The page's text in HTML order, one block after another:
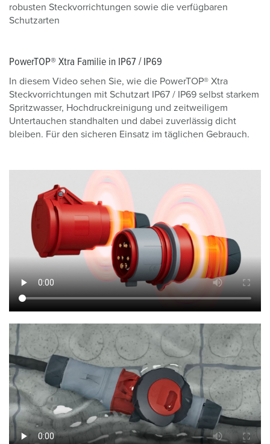
robusten Steckvorrichtungen sowie die verfügbaren
Schutzarten
PowerTOP® Xtra Familie in IP67 / IP69
In diesem Video sehen Sie, wie die PowerTOP® Xtra
Steckvorrichtungen mit Schutzart IP67 / IP69 selbst starkem
Spritzwasser, Hochdruckreinigung und zeitweiligem
Untertauchen standhalten und dabei zuverlässig dicht
bleiben. Für den sicheren Einsatz im täglichen Gebrauch.